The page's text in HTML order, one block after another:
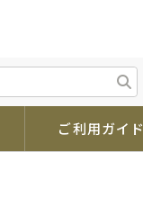
ご利用ガイド